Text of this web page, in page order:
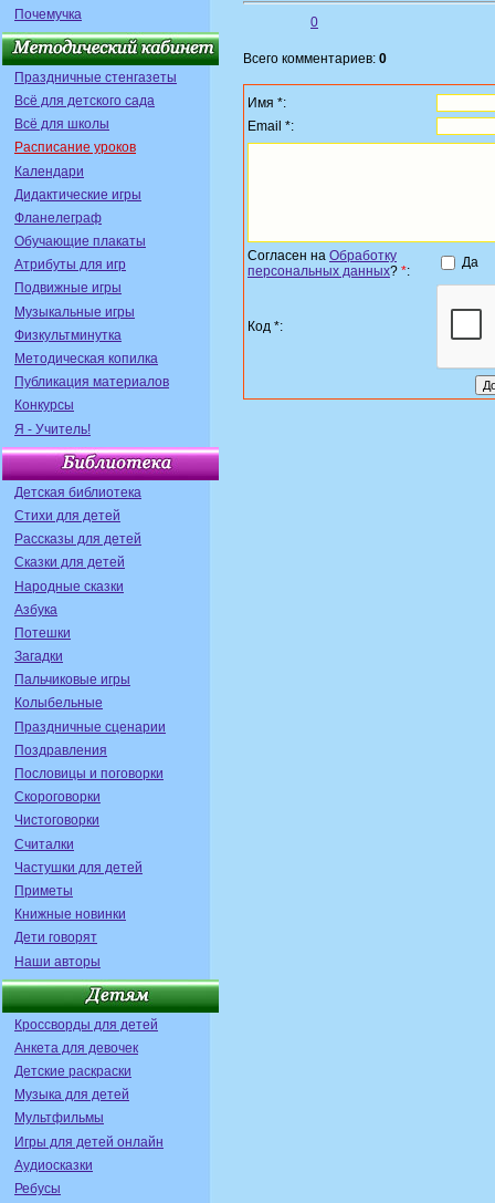
Почемучка
Праздничные стенгазеты
Всё для детского сада
Всё для школы
Расписание уроков
Календари
Дидактические игры
Фланелеграф
Обучающие плакаты
Атрибуты для игр
Подвижные игры
Музыкальные игры
Физкультминутка
Методическая копилка
Публикация материалов
Конкурсы
Я - Учитель!
Детская библиотека
Стихи для детей
Рассказы для детей
Сказки для детей
Народные сказки
Азбука
Потешки
Загадки
Пальчиковые игры
Колыбельные
Праздничные сценарии
Поздравления
Пословицы и поговорки
Скороговорки
Чистоговорки
Считалки
Частушки для детей
Приметы
Книжные новинки
Дети говорят
Наши авторы
Кроссворды для детей
Анкета для девочек
Детские раскраски
Музыка для детей
Мультфильмы
Игры для детей онлайн
Аудиосказки
Ребусы
0
Всего комментариев: 0
Имя *:
Email *:
Согласен на Обработку
персональных данных? *:
Да
Код *: